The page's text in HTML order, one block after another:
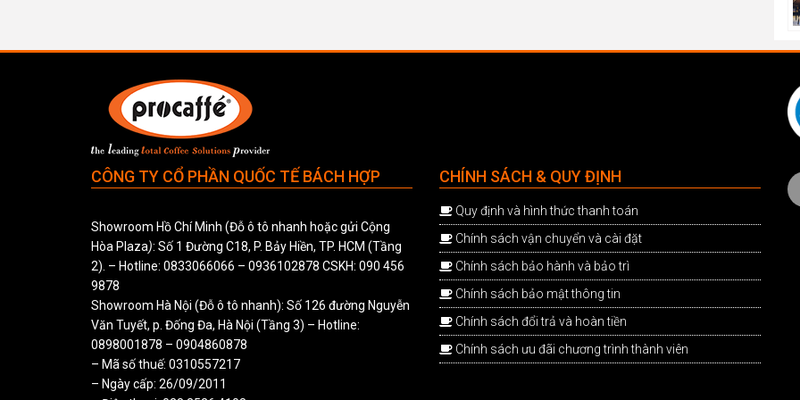
CÔNG TY CỔ PHẦN QUỐC TẾ BÁCH HỢP
Showroom Hồ Chí Minh (Đỗ ô tô nhanh hoặc gửi Cộng
Hòa Plaza): Số 1 Đường C18, P. Bảy Hiền, TP. HCM (Tầng
2). – Hotline: 0833066066 – 0936102878 CSKH: 090 456
9878
Showroom Hà Nội (Đỗ ô tô nhanh): Số 126 đường Nguyễn
Văn Tuyết, p. Đống Đa, Hà Nội (Tầng 3) – Hotline:
0898001878 – 0904860878
– Mã số thuế: 0310557217
– Ngày cấp: 26/09/2011
CHÍNH SÁCH & QUY ĐỊNH
Quy định và hình thức thanh toán
Chính sách vận chuyển và cài đặt
Chính sách bảo hành và bảo trì
Chính sách bảo mật thông tin
Chính sách đổi trả và hoàn tiền
Chính sách ưu đãi chương trình thành viên